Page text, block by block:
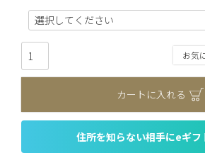
お気
カートに入れる
住所を知らない相手にeギフ